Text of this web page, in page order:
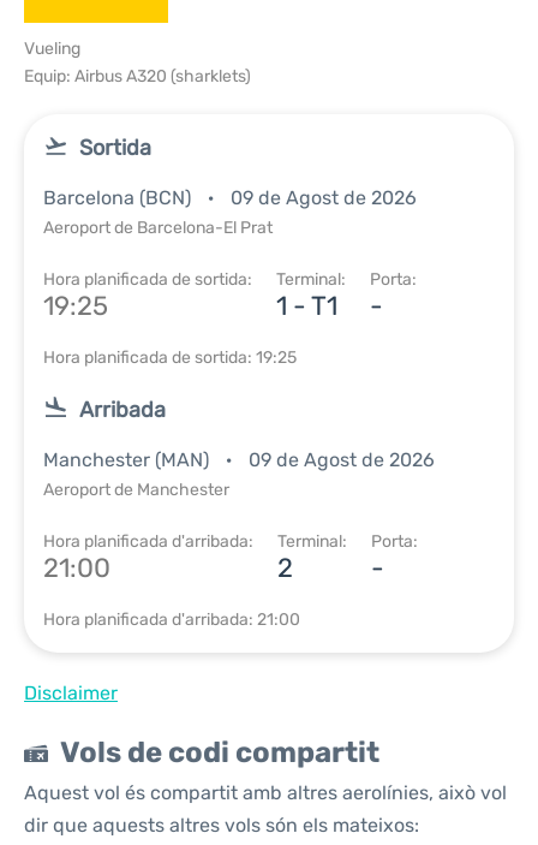
Vueling
Equip: Airbus A320 (sharklets)
Sortida
Barcelona (BCN) 09 de Agost de 2026
Aeroport de Barcelona-El Prat
Hora planificada de sortida:
19:25
Terminal:
1 - T1
Porta:
-
Hora planificada de sortida: 19:25
Arribada
Manchester (MAN) 09 de Agost de 2026
Aeroport de Manchester
Hora planificada d'arribada:
21:00
Terminal:
2
Porta:
-
Hora planificada d'arribada: 21:00
Disclaimer
Vols de codi compartit
Aquest vol és compartit amb altres aerolínies, això vol
dir que aquests altres vols són els mateixos: